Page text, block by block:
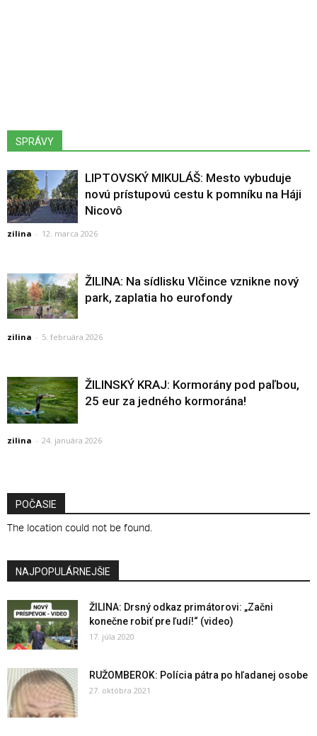
SPRÁVY
LIPTOVSKÝ MIKULÁŠ: Mesto vybuduje
novú prístupovú cestu k pomníku na Háji
Nicovô
zilina - 12. marca 2026
ŽILINA: Na sídlisku Vlčince vznikne nový
park, zaplatia ho eurofondy
zilina - 5. februára 2026
ŽILINSKÝ KRAJ: Kormorány pod paľbou,
25 eur za jedného kormorána!
zilina - 24. januára 2026
POČASIE
The location could not be found.
NAJPOPULÁRNEJŠIE
ŽILINA: Drsný odkaz primátorovi: „Začni
konečne robiť pre ľudí!“ (video)
17. júla 2020
RUŽOMBEROK: Polícia pátra po hľadanej osobe
27. októbra 2021